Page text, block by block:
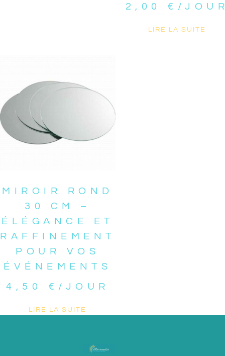
2,00 € /
LIRE LA SUITE
MIROIR ROND
30 CM –
ÉLÉGANCE ET
RAFFINEMENT
POUR VOS
ÉVÉNEMENTS
4,50 € /JOUR
LIRE LA SUITE